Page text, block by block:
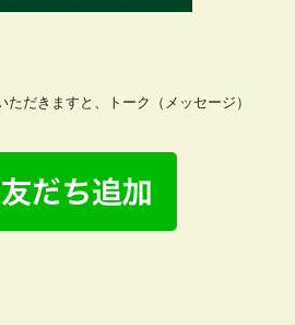
だきますと、トーク（メッセージ）